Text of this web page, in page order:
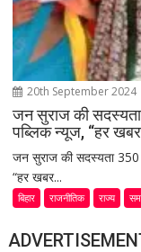
20th September 2024
जन सुराज की
पब्लिक न्यूज, “हर
जन सुराज की सदस्यता 350
“हर खबर...
बिहार राजनीतिक राज्य